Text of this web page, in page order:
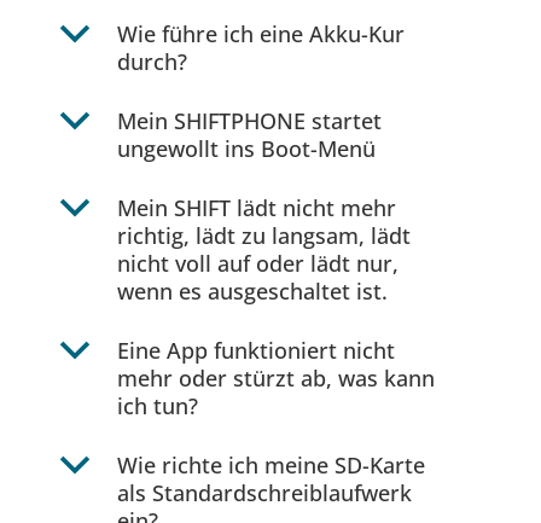
b
Wie führe ich eine Akku-Kur
durch?
b
Mein SHIFTPHONE startet
ungewollt ins Boot-Menü
b
Mein SHIFT lädt nicht mehr
richtig, lädt zu langsam, lädt
nicht voll auf oder lädt nur,
wenn es ausgeschaltet ist.
b
Eine App funktioniert nicht
mehr oder stürzt ab, was kann
ich tun?
b
Wie richte ich meine SD-Karte
als Standardschreiblaufwerk